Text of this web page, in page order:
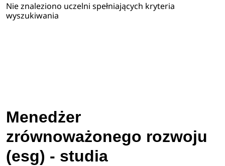
Nie znaleziono uczelni spełniających kryteria
wyszukiwania
Menedżer
zrównoważonego rozwoju
(esg) - studia